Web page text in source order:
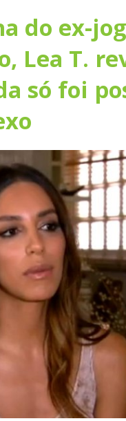
do ex-
Lea T.
só foi